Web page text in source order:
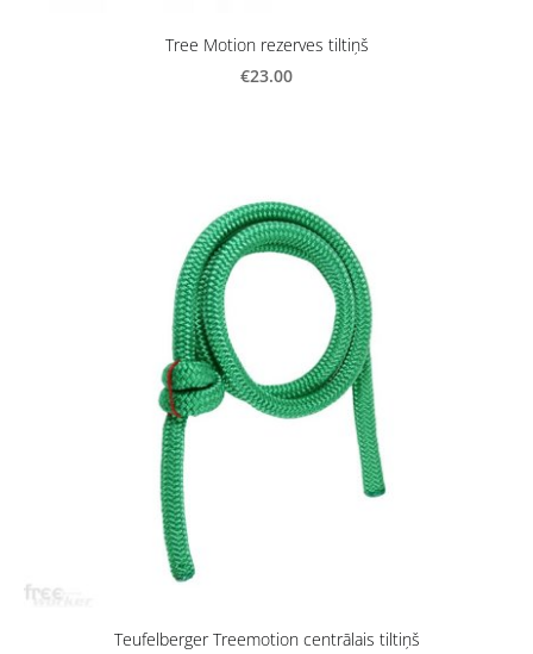
Tree Motion rezerves tiltiņš
€23.00
Teufelberger Treemotion centrālais tiltiņš